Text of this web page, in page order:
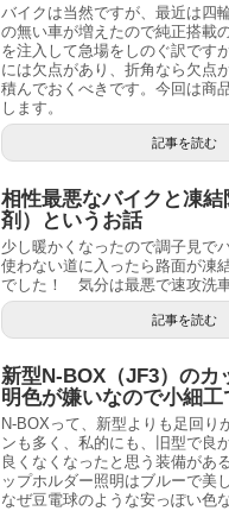
バイクは当然ですが、最近は四
の無い車が増えたので純正搭載
を注入して急場をしのぐ訳です
には欠点があり、折角なら欠点
積んでおくべきです。今回は商
します。
記事を読む
相性最悪なバイクと凍
剤）というお話
少し暖かくなったので調子見で
使わない道に入ったら路面が凍
でした！ 気分は最悪で速攻洗
記事を読む
新型N-BOX（JF3）のカ
明色が嫌いなので小細工
N-BOXって、新型よりも足回り
ンも多く、私的にも、旧型で良
良くなくなったと思う装備があ
ップホルダー照明はブルーで美
なぜ豆電球のような安っぽい色